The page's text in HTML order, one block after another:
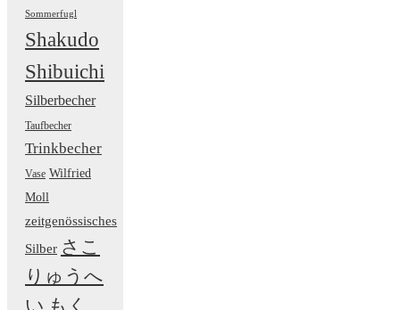
Sommerfugl
Shakudo
Shibuichi
Silberbecher
Taufbecher
Trinkbecher
Vase Wilfried
Moll
zeitgenössisches
Silber さこ
りゅうへ
い もく